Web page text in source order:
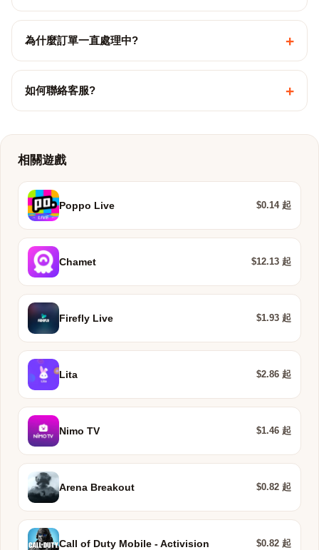
為什麼訂單一直處理中? +
如何聯絡客服? +
相關遊戲
Poppo Live $0.14 起
Chamet $12.13 起
Firefly Live $1.93 起
Lita $2.86 起
Nimo TV $1.46 起
Arena Breakout $0.82 起
Call of Duty Mobile - Activision $0.82 起